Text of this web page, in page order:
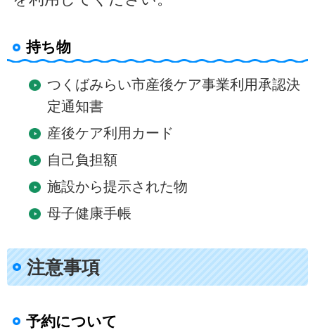
持ち物
つくばみらい市産後ケア事業利用承認決
定通知書
産後ケア利用カード
自己負担額
施設から提示された物
母子健康手帳
注意事項
予約について